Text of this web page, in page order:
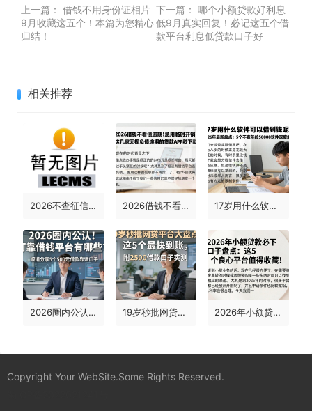
上一篇： 借钱不用身份证相片
9月收藏这五个！本篇为您精心
归结！
下一篇： 哪个小额贷款好利息
低9月真实回复！必记这五个借
款平台利息低贷款口子好
相关推荐
2026不查征信口子大盘点！这5个平台2026年对征信要求不高，轻松下款7000 2026借钱不看负债逾期！急用1000元临时开销？这几家无视负债逾期的贷款APP秒下款 17岁用什么软件可以借到钱呢？2026年最新盘点：5个不查年龄借50000的软件深度解析
2026圈内公认！可靠借钱平台有哪些？顺道分享5个500元借款靠谱口子 19岁秒批网贷平台大盘点！这5个最快到账，附2500借款口子实测 2026年小额贷款必下口子盘点：这5个良心平台值得收藏！
Copyright Your WebSite.Some Rights Reserved.